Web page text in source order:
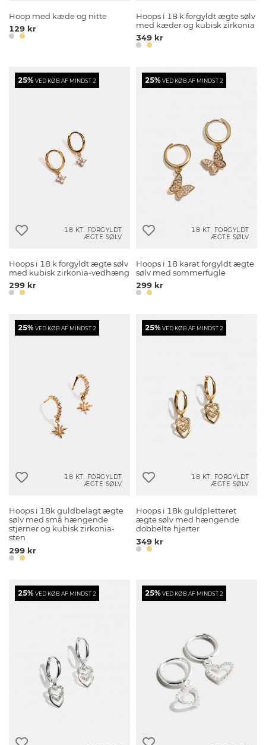
Hoop med kæde og nitte
129 kr
Hoops i 18 k forgyldt ægte sølv
med kæder og kubisk zirkonia
349 kr
25%VED KØB AF MINDST 2
18 KT. FORGYLDT
ÆGTE SØLV
Hoops i 18 k forgyldt ægte sølv
med kubisk zirkonia-vedhæng
299 kr
25%VED KØB AF MINDST 2
18 KT. FORGYLDT
ÆGTE SØLV
Hoops i 18 karat forgyldt ægte
sølv med sommerfugle
299 kr
25%VED KØB AF MINDST 2
18 KT. FORGYLDT
ÆGTE SØLV
Hoops i 18k guldbelagt ægte
sølv med små hængende
stjerner og kubisk zirkonia-
sten
299 kr
25%VED KØB AF MINDST 2
18 KT. FORGYLDT
ÆGTE SØLV
Hoops i 18k guldpletteret
ægte sølv med hængende
dobbelte hjerter
349 kr
25%VED KØB AF MINDST 2 25%VED KØB AF MINDST 2